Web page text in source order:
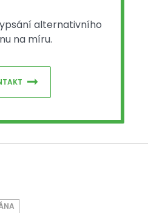
alternativního
na míru.